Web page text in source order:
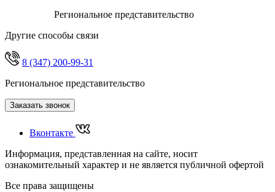
Региональное представительство
Другие способы связи
8 (347) 200-99-31
Региональное представительство
Заказать звонок
Вконтакте
Информация, представленная на сайте, носит
ознакомительный характер и не является публичной офертой
Все права защищены